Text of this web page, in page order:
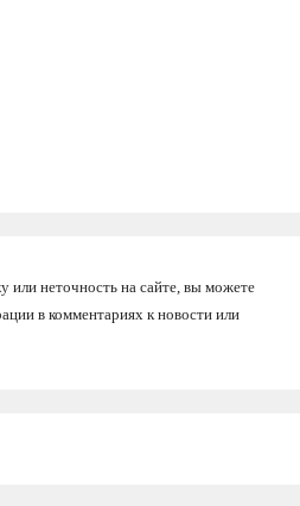
или неточность на сайте, вы можете
в комментариях к новости или